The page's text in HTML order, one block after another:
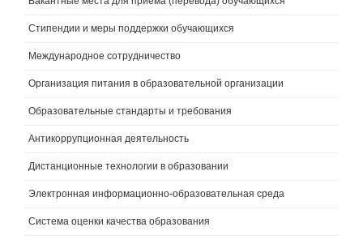
Стипендии и меры поддержки обучающихся
Международное сотрудничество
Организация питания в образовательной организации
Образовательные стандарты и требования
Антикоррупционная деятельность
Дистанционные технологии в образовании
Электронная информационно-образовательная среда
Система оценки качества образования